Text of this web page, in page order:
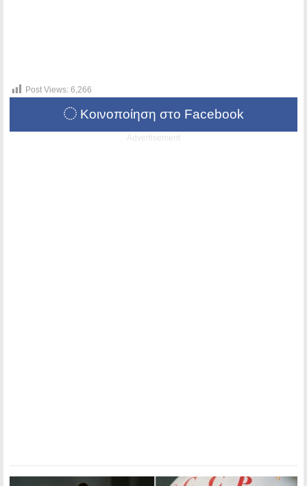
Post Views: 6,266
Κοινοποίηση στο Facebook
Advertisement